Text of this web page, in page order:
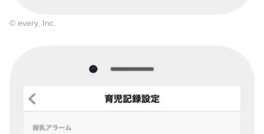
© every, Inc.